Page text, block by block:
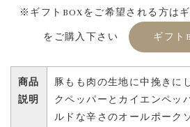
※ギフトBOXをご希望される方は
をご購入下さい ギフト
商品
説明
豚もも肉の生地に中挽きに
クペッパーとカイエンペッ
ルドな辛さのオールポーク